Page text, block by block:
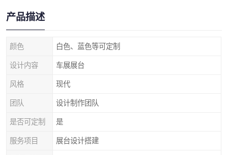
产品描述
颜色 白色、蓝色等可定制
设计内容 车展展台
风格 现代
团队 设计制作团队
是否可定制 是
服务项目 展台设计搭建